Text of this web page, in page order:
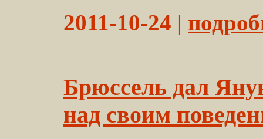
2011-10-24 |
Брюссель дал
над своим